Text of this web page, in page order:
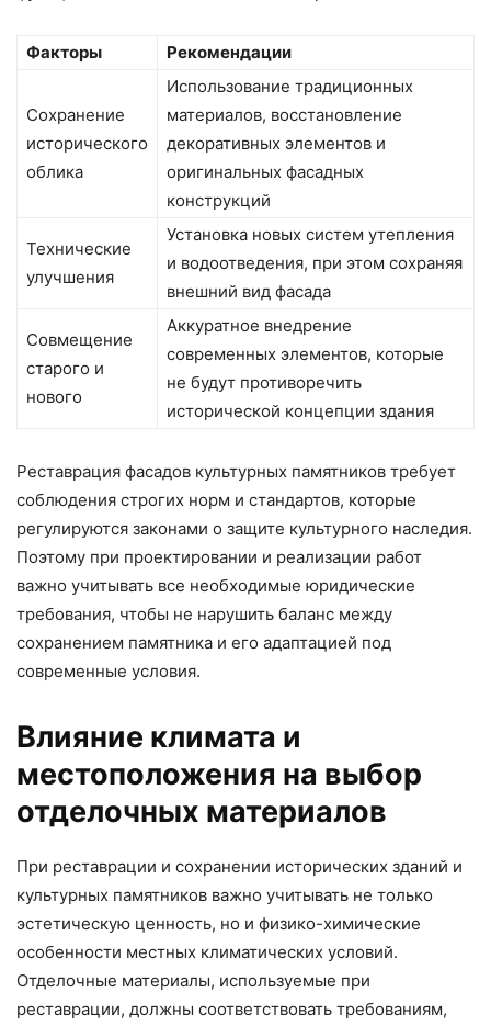
Факторы Рекомендации
Сохранение
исторического
облика
Использование традиционных
материалов, восстановление
декоративных элементов и
оригинальных фасадных
конструкций
Технические
улучшения
Установка новых систем утепления
и водоотведения, при этом сохраняя
внешний вид фасада
Совмещение
старого и
нового
Аккуратное внедрение
современных элементов, которые
не будут противоречить
исторической концепции здания
Реставрация фасадов культурных памятников требует
соблюдения строгих норм и стандартов, которые
регулируются законами о защите культурного наследия.
Поэтому при проектировании и реализации работ
важно учитывать все необходимые юридические
требования, чтобы не нарушить баланс между
сохранением памятника и его адаптацией под
современные условия.
Влияние климата и
местоположения на выбор
отделочных материалов
При реставрации и сохранении исторических зданий и
культурных памятников важно учитывать не только
эстетическую ценность, но и физико-химические
особенности местных климатических условий.
Отделочные материалы, используемые при
реставрации, должны соответствовать требованиям,